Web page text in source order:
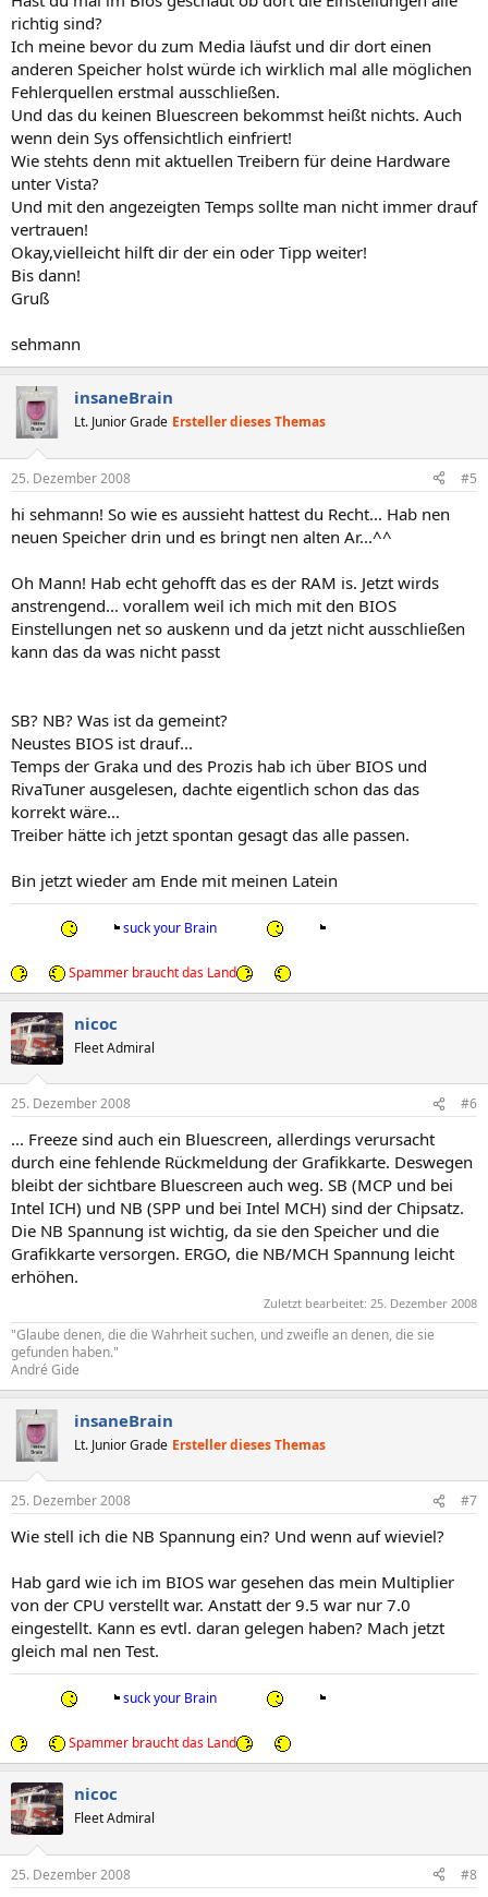
richtig sind?
Ich meine bevor du zum Media läufst und dir dort einen
anderen Speicher holst würde ich wirklich mal alle möglichen
Fehlerquellen erstmal ausschließen.
Und das du keinen Bluescreen bekommst heißt nichts. Auch
wenn dein Sys offensichtlich einfriert!
Wie stehts denn mit aktuellen Treibern für deine Hardware
unter Vista?
Und mit den angezeigten Temps sollte man nicht immer drauf
vertrauen!
Okay,vielleicht hilft dir der ein oder Tipp weiter!
Bis dann!
Gruß
sehmann
insaneBrain
Lt. Junior Grade Ersteller dieses Themas
25. Dezember 2008 #5
hi sehmann! So wie es aussieht hattest du Recht... Hab nen
neuen Speicher drin und es bringt nen alten Ar...^^
Oh Mann! Hab echt gehofft das es der RAM is. Jetzt wirds
anstrengend... vorallem weil ich mich mit den BIOS
Einstellungen net so auskenn und da jetzt nicht ausschließen
kann das da was nicht passt
SB? NB? Was ist da gemeint?
Neustes BIOS ist drauf...
Temps der Graka und des Prozis hab ich über BIOS und
RivaTuner ausgelesen, dachte eigentlich schon das das
korrekt wäre...
Treiber hätte ich jetzt spontan gesagt das alle passen.
Bin jetzt wieder am Ende mit meinen Latein
suck your Brain
Spammer braucht das Land
nicoc
Fleet Admiral
25. Dezember 2008 #6
... Freeze sind auch ein Bluescreen, allerdings verursacht
durch eine fehlende Rückmeldung der Grafikkarte. Deswegen
bleibt der sichtbare Bluescreen auch weg. SB (MCP und bei
Intel ICH) und NB (SPP und bei Intel MCH) sind der Chipsatz.
Die NB Spannung ist wichtig, da sie den Speicher und die
Grafikkarte versorgen. ERGO, die NB/MCH Spannung leicht
erhöhen.
Zuletzt bearbeitet: 25. Dezember 2008
"Glaube denen, die die Wahrheit suchen, und zweifle an denen, die sie
gefunden haben."
André Gide
insaneBrain
Lt. Junior Grade Ersteller dieses Themas
25. Dezember 2008 #7
Wie stell ich die NB Spannung ein? Und wenn auf wieviel?
Hab gard wie ich im BIOS war gesehen das mein Multiplier
von der CPU verstellt war. Anstatt der 9.5 war nur 7.0
eingestellt. Kann es evtl. daran gelegen haben? Mach jetzt
gleich mal nen Test.
suck your Brain
Spammer braucht das Land
nicoc
Fleet Admiral
25. Dezember 2008 #8